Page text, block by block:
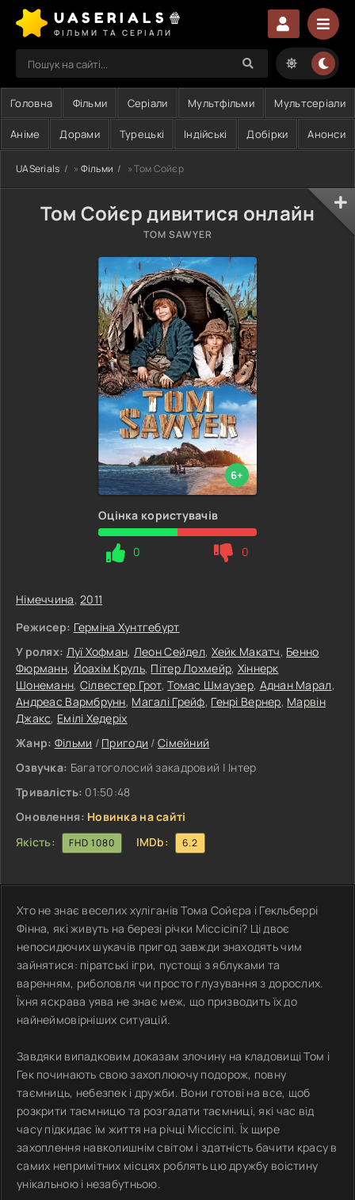
UASERIALS🍿
ФІЛЬМИ ТА СЕРІАЛИ
Головна Фільми Серіали Мультфільми Мультсеріали
Аніме Дорами Турецькі Індійські Добірки Анонси
UASerials » Фільми » Том Сойєр
Том Сойєр дивитися онлайн
TOM SAWYER
6+
Оцінка користувачів
0 0
Німеччина,2011
Режисер: Герміна Хунтгебурт
У ролях: Луї Хофман, Леон Сейдел, Хейк Макатч, Бенно
Фюрманн, Йоахім Круль, Пітер Лохмейр, Хіннерк
Шонеманн, Сілвестер Грот,Томас Шмаузер, Аднан Марал,
Андреас Bармбрунн, Магалі Грейф, Генрі Bернер, Марвін
Джакс, Емілі Хедеріх
Жанр: Фільми / Пригоди /Сімейний
Озвучка: Багатоголосий закадровий | Інтер
Тривалість: 01:50:48
Оновлення: Новинка на сайті
Якість:
FHD 1080 IMDb: 6.2
Хто не знає веселих хуліганів Тома Сойєра і Гекльберрі
Фінна, які живуть на березі річки Міссісіпі? Ці двоє
непосидючих шукачів пригод завжди знаходять чим
зайнятися: піратські ігри, пустощі з яблуками та
варенням, риболовля чи просто глузування з дорослих.
Їхня яскрава уява не знає меж, що призводить їх до
найнеймовірніших ситуацій.
Завдяки випадковим доказам злочину на кладовищі Том і
Гек починають свою захоплюючу подорож, повну
таємниць, небезпек і дружби. Вони готові на все, щоб
розкрити таємницю та розгадати таємниці, які час від
часу підкидає їм життя на річці Міссісіпі. Їх щире
захоплення навколишнім світом і здатність бачити красу в
самих непримітних місцях роблять цю дружбу воістину
унікальною і незабутньою.